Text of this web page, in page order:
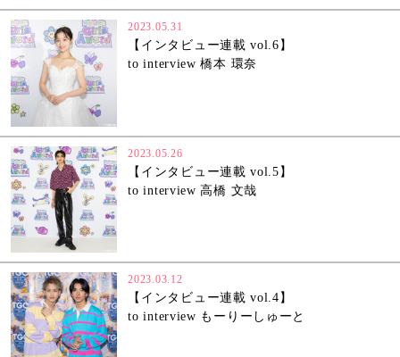
2023.05.31
【インタビュー連載 vol.6】
to interview 橋本 環奈
2023.05.26
【インタビュー連載 vol.5】
to interview 高橋 文哉
2023.03.12
【インタビュー連載 vol.4】
to interview もーりーしゅーと